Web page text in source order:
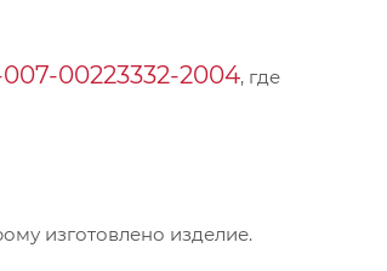
00223332-2004, где
изготовлено изделие.